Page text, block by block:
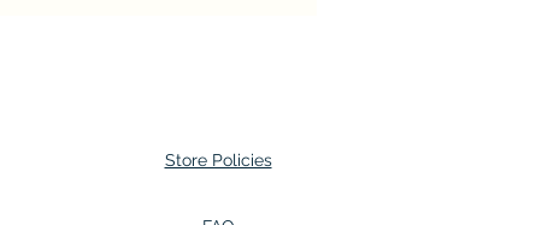
Store Policies